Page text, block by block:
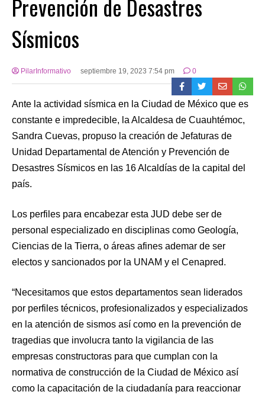
Prevención de Desastres
Sísmicos
PilarInformativo septiembre 19, 2023 7:54 pm 0
Ante la actividad sísmica en la Ciudad de México que es
constante e impredecible, la Alcaldesa de Cuauhtémoc,
Sandra Cuevas, propuso la creación de Jefaturas de
Unidad Departamental de Atención y Prevención de
Desastres Sísmicos en las 16 Alcaldías de la capital del
país.
Los perfiles para encabezar esta JUD debe ser de
personal especializado en disciplinas como Geología,
Ciencias de la Tierra, o áreas afines ademar de ser
electos y sancionados por la UNAM y el Cenapred.
“Necesitamos que estos departamentos sean liderados
por perfiles técnicos, profesionalizados y especializados
en la atención de sismos así como en la prevención de
tragedias que involucra tanto la vigilancia de las
empresas constructoras para que cumplan con la
normativa de construcción de la Ciudad de México así
como la capacitación de la ciudadanía para reaccionar